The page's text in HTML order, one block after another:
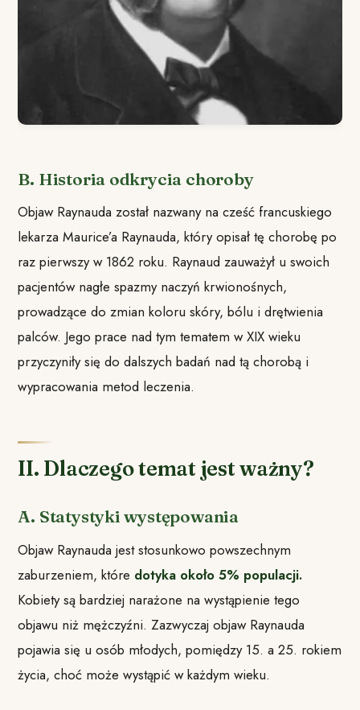
B. Historia odkrycia choroby
Objaw Raynauda został nazwany na cześć francuskiego
lekarza Maurice’a Raynauda, który opisał tę chorobę po
raz pierwszy w 1862 roku. Raynaud zauważył u swoich
pacjentów nagłe spazmy naczyń krwionośnych,
prowadzące do zmian koloru skóry, bólu i drętwienia
palców. Jego prace nad tym tematem w XIX wieku
przyczyniły się do dalszych badań nad tą chorobą i
wypracowania metod leczenia.
II. Dlaczego temat jest ważny?
A. Statystyki występowania
Objaw Raynauda jest stosunkowo powszechnym
zaburzeniem, które dotyka około 5% populacji.
Kobiety są bardziej narażone na wystąpienie tego
objawu niż mężczyźni. Zazwyczaj objaw Raynauda
pojawia się u osób młodych, pomiędzy 15. a 25. rokiem
życia, choć może wystąpić w każdym wieku.